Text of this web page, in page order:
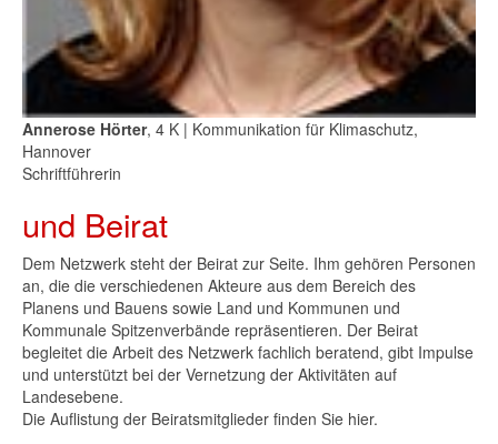
Annerose Hörter, 4 K | Kommunikation für Klimaschutz,
Hannover
Schriftführerin
und Beirat
Dem Netzwerk steht der Beirat zur Seite. Ihm gehören Personen
an, die die verschiedenen Akteure aus dem Bereich des
Planens und Bauens sowie Land und Kommunen und
Kommunale Spitzenverbände repräsentieren. Der Beirat
begleitet die Arbeit des Netzwerk fachlich beratend, gibt Impulse
und unterstützt bei der Vernetzung der Aktivitäten auf
Landesebene.
Die Auflistung der Beiratsmitglieder finden Sie hier.